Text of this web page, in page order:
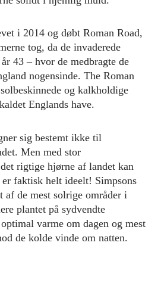
i 2014 og døbt Roman Road,
tog, da de invaderede
43 – hvor de medbragte de
nogensinde. The Roman
og kalkholdige
Englands have.
sig bestemt ikke til
Men med stor
rigtige hjørne af landet kan
faktisk helt ideelt! Simpsons
af de mest solrige områder i
plantet på sydvendte
varme om dagen og mest
de kolde vinde om natten.